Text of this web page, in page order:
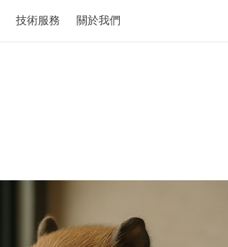
技術服務 關於我們